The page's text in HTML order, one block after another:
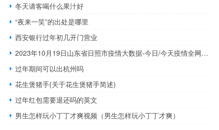
冬天请客喝什么果汁好
“夜来一笑”的出处是哪里
西安银行过年初几开门营业
2023年10月19日山东省日照市疫情大数据-今日/今天疫情全网搜索最新实时消息动态情况通知播报
过年期间可以出杭州吗
花生煲猪手(关于花生煲猪手简述)
过年红包需要退还吗的英文
男生怎样玩小丁丁才爽视频（男生怎样玩小丁丁才爽）